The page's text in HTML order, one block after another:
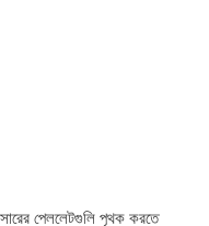
পেললেটগুলি পৃথক করতে